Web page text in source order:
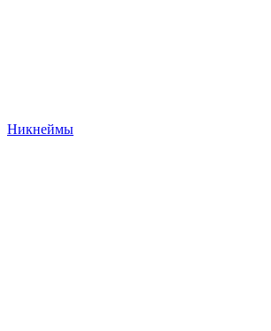
Никнеймы